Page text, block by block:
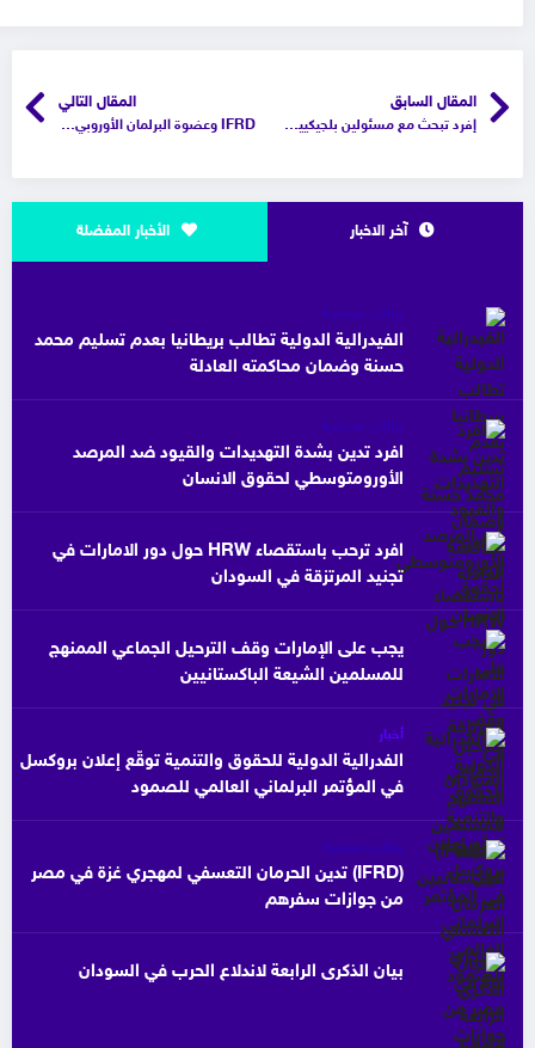
المقال السابق
إفرد تبحث مع مسئولين بلجيكيين ميزانية التنمية في دول المنطقة العربية
المقال التالي
IFRD وعضوة البرلمان الأوروبي هناء جلول تبحثان انتهاكات حقوق الإنسان في فلسطين والمنطقة العربية
آخر الاخبار الأخبار المفضلة
بيانات صحفية
الفيدرالية الدولية تطالب بريطانيا بعدم تسليم محمد
حسنة وضمان محاكمته العادلة
بيانات صحفية
افرد تدين بشدة التهديدات والقيود ضد المرصد
الأورومتوسطي لحقوق الانسان
افرد ترحب باستقصاء HRW حول دور الامارات في
تجنيد المرتزقة في السودان
يجب على الإمارات وقف الترحيل الجماعي الممنهج
للمسلمين الشيعة الباكستانيين
أخبار
الفدرالية الدولية للحقوق والتنمية توقّع إعلان بروكسل
في المؤتمر البرلماني العالمي للصمود
بيانات صحفية
(IFRD) تدين الحرمان التعسفي لمهجري غزة في مصر
من جوازات سفرهم
بيان الذكرى الرابعة لاندلاع الحرب في السودان